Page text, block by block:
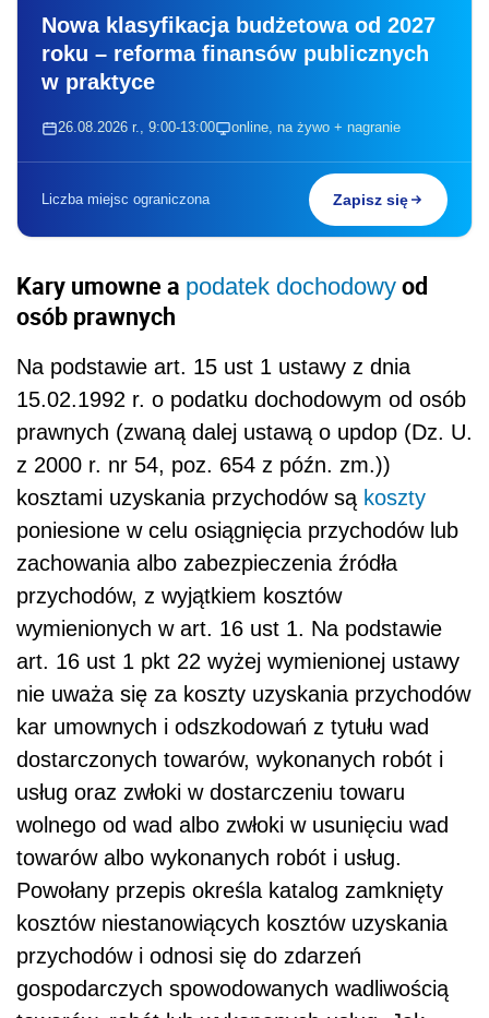
Nowa klasyfikacja budżetowa od 2027
roku – reforma finansów publicznych
w praktyce
26.08.2026 r., 9:00-13:00 online, na żywo + nagranie
Liczba miejsc ograniczona Zapisz się
Kary umowne a podatek dochodowy od
osób prawnych
Na podstawie art. 15 ust 1 ustawy z dnia
15.02.1992 r. o podatku dochodowym od osób
prawnych (zwaną dalej ustawą o updop (Dz. U.
z 2000 r. nr 54, poz. 654 z późn. zm.))
kosztami uzyskania przychodów są koszty
poniesione w celu osiągnięcia przychodów lub
zachowania albo zabezpieczenia źródła
przychodów, z wyjątkiem kosztów
wymienionych w art. 16 ust 1. Na podstawie
art. 16 ust 1 pkt 22 wyżej wymienionej ustawy
nie uważa się za koszty uzyskania przychodów
kar umownych i odszkodowań z tytułu wad
dostarczonych towarów, wykonanych robót i
usług oraz zwłoki w dostarczeniu towaru
wolnego od wad albo zwłoki w usunięciu wad
towarów albo wykonanych robót i usług.
Powołany przepis określa katalog zamknięty
kosztów niestanowiących kosztów uzyskania
przychodów i odnosi się do zdarzeń
gospodarczych spowodowanych wadliwością